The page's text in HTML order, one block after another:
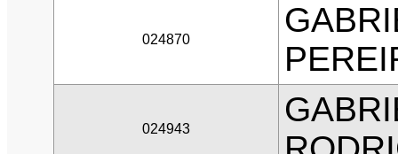
024870
024943